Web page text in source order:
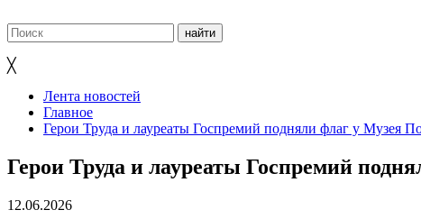
╳
Лента новостей
Главное
Герои Труда и лауреаты Госпремий подняли флаг у Музея
Герои Труда и лауреаты Госпремий
12.06.2026